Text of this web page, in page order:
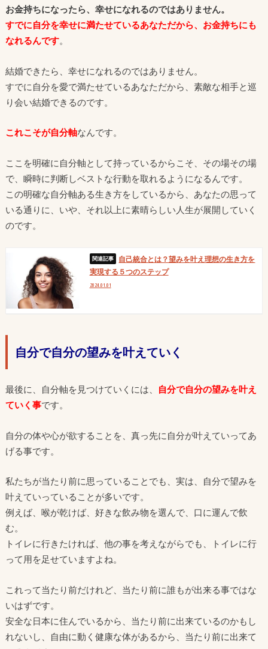
お金持ちになったら、幸せになれるのではありません。
すでに自分を幸せに満たせているあなただから、お金持ちにも
なれるんです。
結婚できたら、幸せになれるのではありません。
すでに自分を愛で満たせているあなただから、素敵な相手と巡
り会い結婚できるのです。
これこそが自分軸なんです。
ここを明確に自分軸として持っているからこそ、その場その場
で、瞬時に判断しベストな行動を取れるようになるんです。
この明確な自分軸ある生き方をしているから、あなたの思って
いる通りに、いや、それ以上に素晴らしい人生が展開していく
のです。
自己統合とは？望みを叶え理想の生き方を
実現する５つのステップ
2024.01.01
自分で自分の望みを叶えていく
最後に、自分軸を見つけていくには、
自分で自分の望みを叶え
ていく事です。
自分の体や心が欲することを、真っ先に自分が叶えていってあ
げる事です。
私たちが当たり前に思っていることでも、実は、自分で望みを
叶えていっていることが多いです。
例えば、喉が乾けば、好きな飲み物を選んで、口に運んで飲
む。
トイレに行きたければ、他の事を考えながらでも、トイレに行
って用を足せていますよね。
これって当たり前だけれど、当たり前に誰もが出来る事ではな
いはずです。
安全な日本に住んでいるから、当たり前に出来ているのかもし
れないし、自由に動く健康な体があるから、当たり前に出来て